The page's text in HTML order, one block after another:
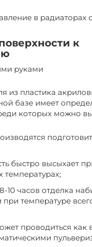
в радиаторах
к
руками
из пластика
базе имеет
которых можно
быстро высыхает
температурах;
10 часов отделка
при температуре
проводиться как